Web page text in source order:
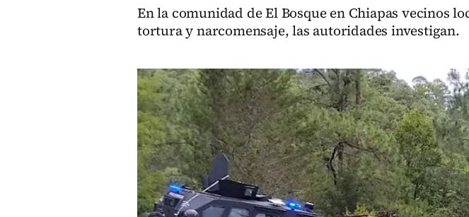
En la comunidad de El Bosque en Chiapas vecinos
tortura y narcomensaje, las autoridades investigan.